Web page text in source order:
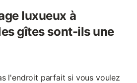
luxueux à
gîtes sont-ils une
l'endroit parfait si vous voulez